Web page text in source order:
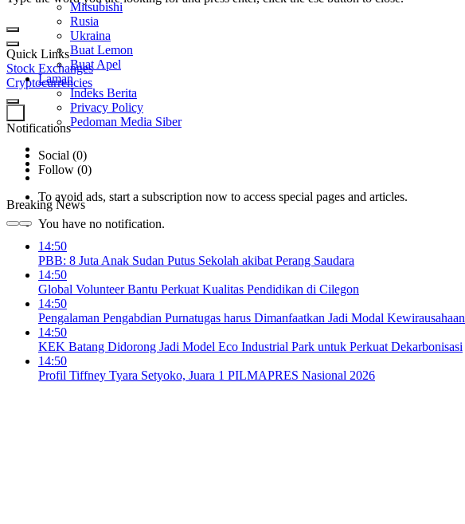
Quick Links
Stock Exchanges
Cryptocurrencies
Notifications
Social (0)
Follow (0)
To avoid ads, start a subscription now to access special pages and articles.
You have no notification.
Mitsubishi
Rusia
Ukraina
Buat Lemon
Buat Apel
Laman
Indeks Berita
Privacy Policy
Pedoman Media Siber
Breaking News
14:50
PBB: 8 Juta Anak Sudan Putus Sekolah akibat Perang Saudara
14:50
Global Volunteer Bantu Perkuat Kualitas Pendidikan di Cilegon
14:50
Pengalaman Pengabdian Purnatugas harus Dimanfaatkan Jadi Modal Kewirausahaan
14:50
KEK Batang Didorong Jadi Model Eco Industrial Park untuk Perkuat Dekarbonisasi
14:50
Profil Tiffney Tyara Setyoko, Juara 1 PILMAPRES Nasional 2026